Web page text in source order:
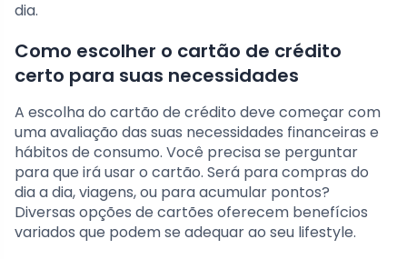
dia.
Como escolher o cartão de crédito
certo para suas necessidades
A escolha do cartão de crédito deve começar com
uma avaliação das suas necessidades financeiras e
hábitos de consumo. Você precisa se perguntar
para que irá usar o cartão. Será para compras do
dia a dia, viagens, ou para acumular pontos?
Diversas opções de cartões oferecem benefícios
variados que podem se adequar ao seu lifestyle.